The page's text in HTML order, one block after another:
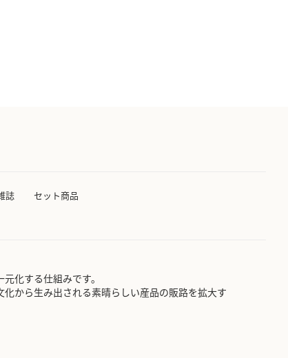
誌 セット商品
化する仕組みです。
から生み出される素晴らしい産品の販路を拡大す